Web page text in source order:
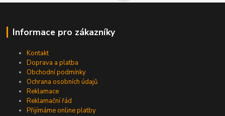
Informace pro zákazníky
Kontakt
Doprava a platba
Obchodní podmínky
Ochrana osobních údajů
Reklamace
Reklamační řád
Přijímáme online platby